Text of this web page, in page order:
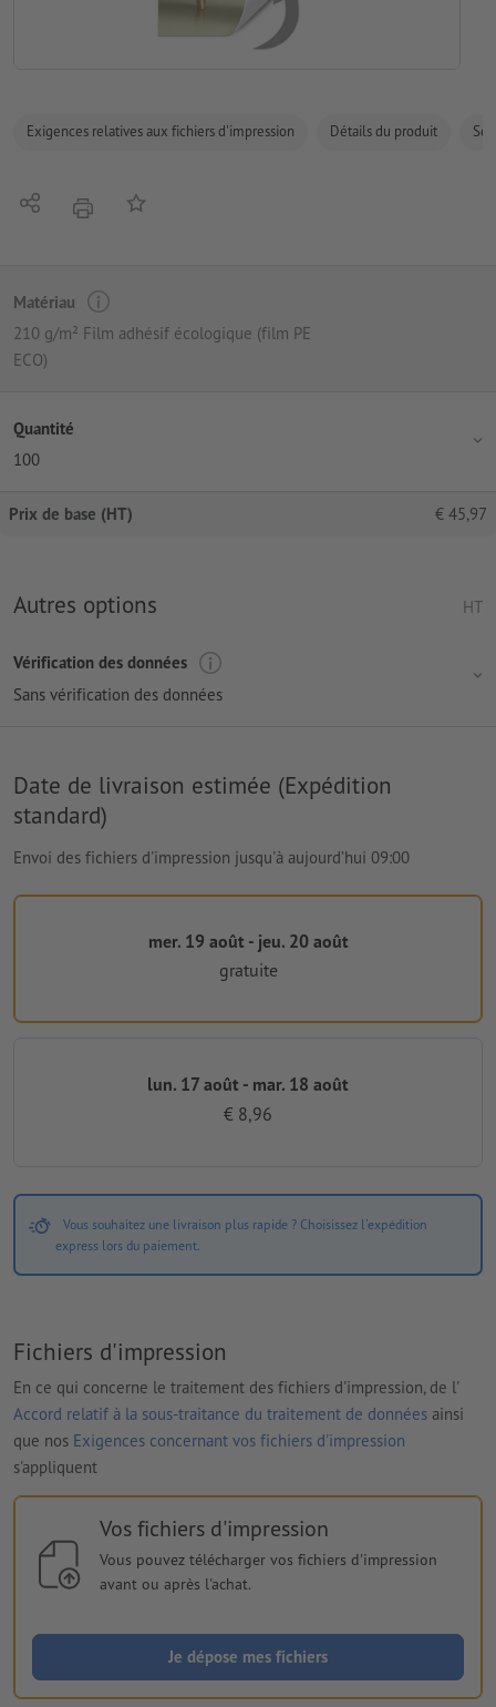
Exigences relatives aux fichiers d'impression Détails du produit
PartagerimprimerAjouter à liste d'article
Matériau
210 g/m² Film adhésif écologique (film PE
ECO)
Quantité
100
Prix de base (HT) € 45,97
Autres options HT
Vérification des données
Sans vérification des données
Date de livraison estimée (Expédition
standard)
Envoi des fichiers d'impression jusqu'à aujourd’hui 09:00
mer. 19 août - jeu. 20 août
gratuite
lun. 17 août - mar. 18 août
€ 8,96
Vous souhaitez une livraison plus rapide ? Choisissez l'expédition
express lors du paiement.
Fichiers d'impression
En ce qui concerne le traitement des fichiers d'impression, de l'
Accord relatif à la sous-traitance du traitement de données ainsi
que nos Exigences concernant vos fichiers d'impression
s'appliquent
Vos fichiers d'impression
Vous pouvez télécharger vos fichiers d'impression
avant ou après l'achat.
Je dépose mes fichiers